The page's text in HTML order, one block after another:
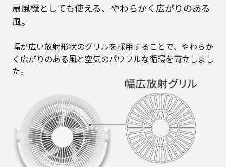
扇風機としても使える、やわらかく広がりのある
風。
幅が広い放射形状のグリルを採用することで、やわらか
く広がりのある風と空気のパワフルな循環を両立しまし
た。